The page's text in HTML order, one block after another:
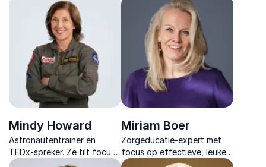
leider in de transitie naar
hernieuwbare
energieoplossingen.
werken en te leiden met
impact en humor.
Mindy Howard
Astronautentrainer en
TEDx-spreker. Ze tilt focus
en veerkracht naar een
Miriam Boer
Zorgeducatie-expert met
focus op effectieve, leuke
en praktische